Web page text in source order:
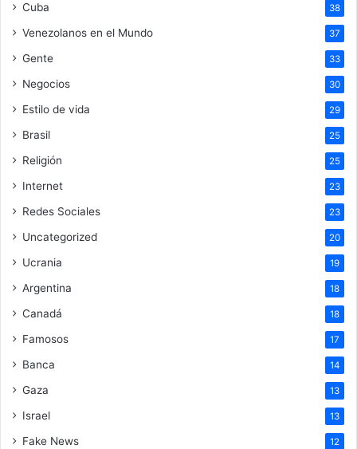
Cuba 38
Venezolanos en el Mundo 37
Gente 33
Negocios 30
Estilo de vida 29
Brasil 25
Religión 25
Internet 23
Redes Sociales 23
Uncategorized 20
Ucrania 19
Argentina 18
Canadá 18
Famosos 17
Banca 14
Gaza 13
Israel 13
Fake News 12